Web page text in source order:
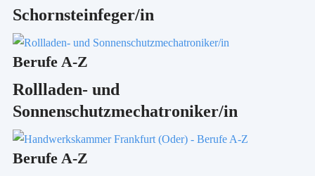
Schornsteinfeger/in
Berufe A-Z
Rollladen- und
Sonnenschutzmechatroniker/in
Berufe A-Z